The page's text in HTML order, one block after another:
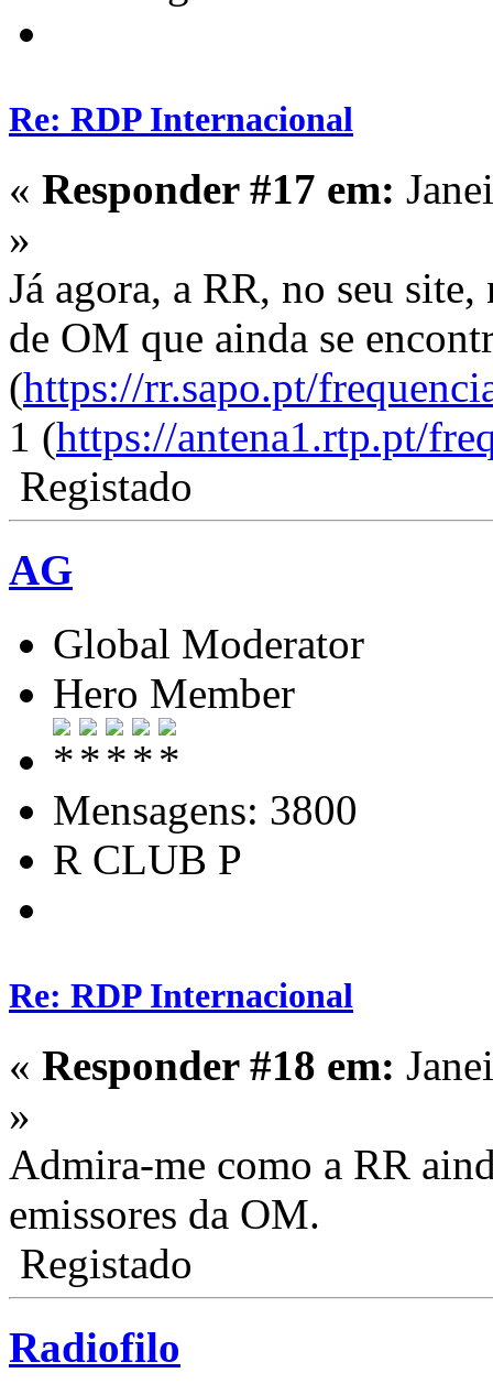
Re: RDP Internacional
« Responder #17 em:
»
Já agora, a RR, no seu
de OM que ainda se
(https://rr.sapo.pt/
1 (https://antena1.rtp.pt/
Registado
AG
Global Moderator
Hero Member
Mensagens: 3800
R CLUB P
Re: RDP Internacional
« Responder #18 em:
»
Admira-me como a RR
emissores da OM.
Registado
Radiofilo